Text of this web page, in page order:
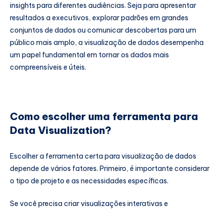
insights para diferentes audiências. Seja para apresentar
resultados a executivos, explorar padrões em grandes
conjuntos de dados ou comunicar descobertas para um
público mais amplo, a visualização de dados desempenha
um papel fundamental em tornar os dados mais
compreensíveis e úteis.
Como escolher uma ferramenta para
Data Visualization?
Escolher a ferramenta certa para visualização de dados
depende de vários fatores. Primeiro, é importante considerar
o tipo de projeto e as necessidades específicas.
Se você precisa criar visualizações interativas e